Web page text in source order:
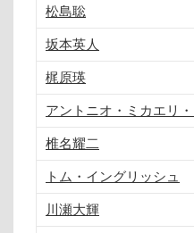
松島聡
坂本英人
梶原瑛
アントニオ・ミカエリ
椎名耀二
トム・イングリッシュ
川瀬大輝